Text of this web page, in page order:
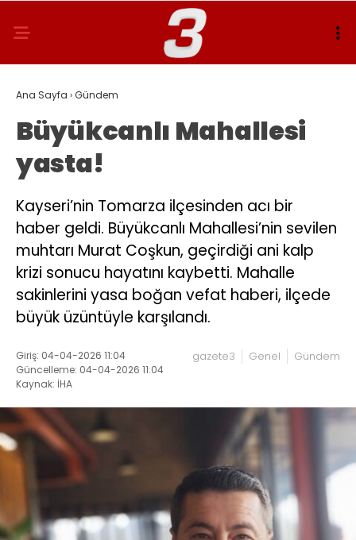
Ana Sayfa ›Gündem
Büyükcanlı Mahallesi
yasta!
Kayseri’nin Tomarza ilçesinden acı bir
haber geldi. Büyükcanlı Mahallesi’nin sevilen
muhtarı Murat Coşkun, geçirdiği ani kalp
krizi sonucu hayatını kaybetti. Mahalle
sakinlerini yasa boğan vefat haberi, ilçede
büyük üzüntüyle karşılandı.
Giriş: 04-04-2026 11:04
Güncelleme: 04-04-2026 11:04
Kaynak: İHA
gazete3 Genel Gündem